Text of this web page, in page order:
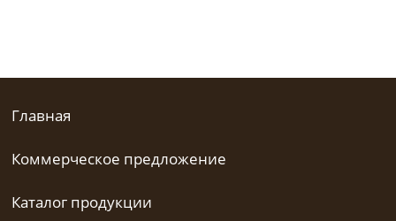
Главная
Коммерческое предложение
Каталог продукции